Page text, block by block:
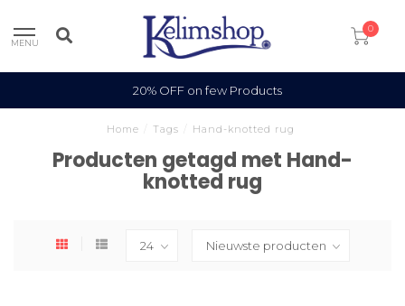
MENU
0
20% OFF on few Products
Home Tags Hand-knotted rug
Producten getagd met Hand-
knotted rug